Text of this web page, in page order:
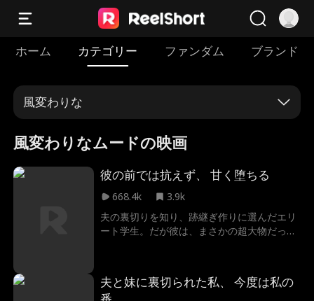
ホーム カテゴリー ファンダム ブランド
風変わりな
風変わりなムードの映画
彼の前では抗えず、 甘く堕ちる
668.4k
3.9k
夫の裏切りを知り、跡継ぎ作りに選んだエリ
ート学生。だが彼は、まさかの超大物だっ
夫と妹に裏切られた私、 今度は私の